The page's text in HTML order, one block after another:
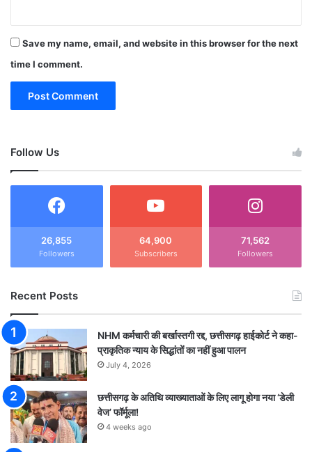
Save my name, email, and website in this browser for the next
time I comment.
Follow Us
26,855
Followers
64,900
Subscribers
71,562
Followers
Recent Posts
NHM कर्मचारी की बर्खास्तगी रद्द, छत्तीसगढ़ हाईकोर्ट ने कहा-
प्राकृतिक न्याय के सिद्धांतों का नहीं हुआ पालन
July 4, 2026
छत्तीसगढ़ के अतिथि व्याख्याताओं के लिए लागू होगा नया ‘डेली
वेज’ फॉर्मूला!
4 weeks ago